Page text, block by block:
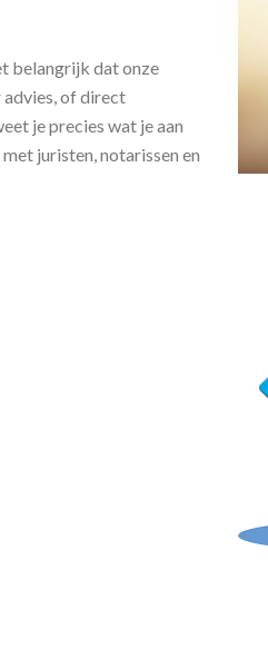
belangrijk dat onze
advies, of direct
je precies wat je aan
juristen, notarissen en